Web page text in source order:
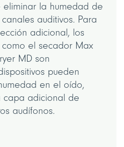
la humedad de
auditivos. Para
adicional, los
el secador Max
MD son
pueden
en el oído,
capa adicional de
audífonos.